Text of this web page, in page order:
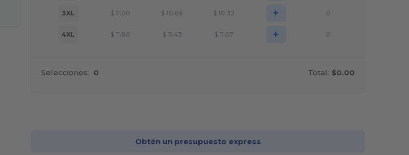
3XL $ 11.00 $ 10.66 $ 10.32 + 0
4XL $ 11.80 $ 11.43 $ 11.07 + 0
Selecciones: 0 Total: $0.00
Obtén un presupuesto express